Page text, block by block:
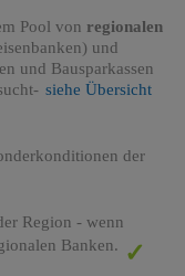
Pool von regionalen
und
und Bausparkassen
siehe Übersicht
der
Region - wenn
Banken.